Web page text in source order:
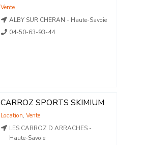
Vente
ALBY SUR CHERAN - Haute-Savoie
04-50-63-93-44
CARROZ SPORTS SKIMIUM
Location, Vente
LES CARROZ D ARRACHES -
Haute-Savoie